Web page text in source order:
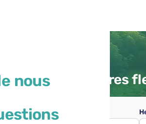
nous
location de voitures